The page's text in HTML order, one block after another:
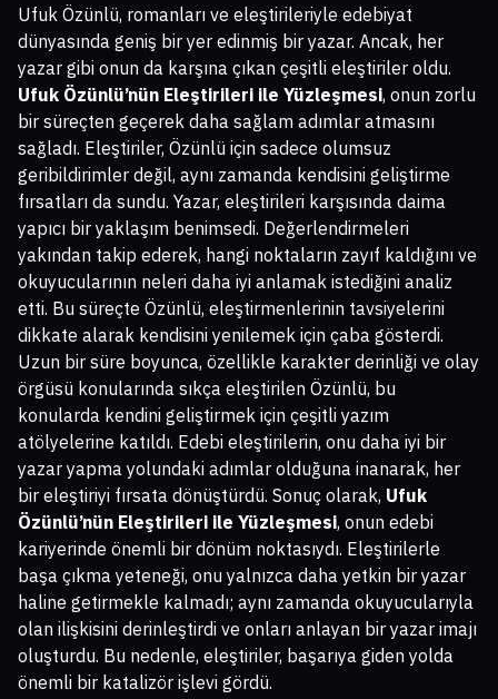
Ufuk Özünlü, romanları ve eleştirileriyle edebiyat
dünyasında geniş bir yer edinmiş bir yazar. Ancak, her
yazar gibi onun da karşına çıkan çeşitli eleştiriler oldu.
Ufuk Özünlü’nün Eleştirileri ile Yüzleşmesi, onun zorlu
bir süreçten geçerek daha sağlam adımlar atmasını
sağladı. Eleştiriler, Özünlü için sadece olumsuz
geribildirimler değil, aynı zamanda kendisini geliştirme
fırsatları da sundu. Yazar, eleştirileri karşısında daima
yapıcı bir yaklaşım benimsedi. Değerlendirmeleri
yakından takip ederek, hangi noktaların zayıf kaldığını ve
okuyucularının neleri daha iyi anlamak istediğini analiz
etti. Bu süreçte Özünlü, eleştirmenlerinin tavsiyelerini
dikkate alarak kendisini yenilemek için çaba gösterdi.
Uzun bir süre boyunca, özellikle karakter derinliği ve olay
örgüsü konularında sıkça eleştirilen Özünlü, bu
konularda kendini geliştirmek için çeşitli yazım
atölyelerine katıldı. Edebi eleştirilerin, onu daha iyi bir
yazar yapma yolundaki adımlar olduğuna inanarak, her
bir eleştiriyi fırsata dönüştürdü. Sonuç olarak, Ufuk
Özünlü’nün Eleştirileri ile Yüzleşmesi, onun edebi
kariyerinde önemli bir dönüm noktasıydı. Eleştirilerle
başa çıkma yeteneği, onu yalnızca daha yetkin bir yazar
haline getirmekle kalmadı; aynı zamanda okuyucularıyla
olan ilişkisini derinleştirdi ve onları anlayan bir yazar imajı
oluşturdu. Bu nedenle, eleştiriler, başarıya giden yolda
önemli bir katalizör işlevi gördü.